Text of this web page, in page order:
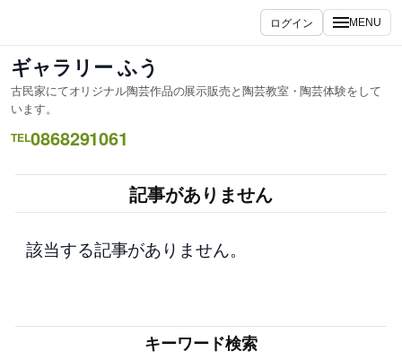
ス
キ
ッ
プ
ログイン MENU
ギャラリー ふう
古民家にてオリジナル陶芸作品の展示販売と陶芸教室・陶芸体験をして
います。
TEL0868291061
記事がありません
該当する記事がありません。
キーワード検索